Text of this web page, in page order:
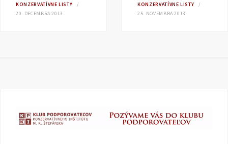
KONZERVATÍVNE LISTY
20. DECEMBRA 2013
KONZERVATÍVNE LISTY
25. NOVEMBRA 2013